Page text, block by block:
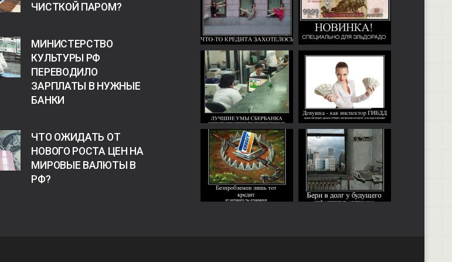
ЧИСТКОЙ ПАРОМ?
МИНИСТЕРСТВО
КУЛЬТУРЫ РФ
ПЕРЕВОДИЛО
ЗАРПЛАТЫ В НУЖНЫЕ
БАНКИ
ЧТО ОЖИДАТЬ ОТ
НОВОГО РОСТА ЦЕН НА
МИРОВЫЕ ВАЛЮТЫ В
РФ?